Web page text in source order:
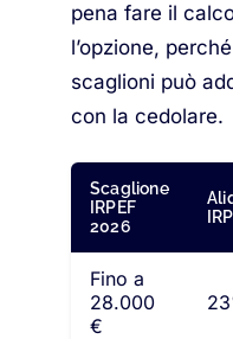
pena fare il
l’opzione,
scaglioni può
con la cedolare.
Scaglione
IRPEF
2026
Fino a
28.000
€